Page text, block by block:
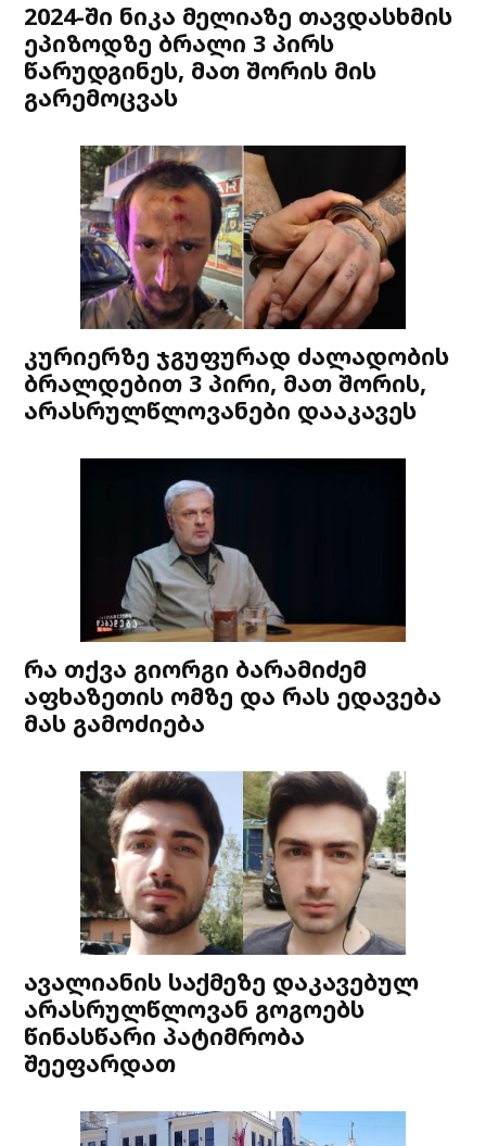
2024-ში ნიკა მელიაზე თავდასხმის
ეპიზოდზე ბრალი 3 პირს
წარუდგინეს, მათ შორის მის
გარემოცვას
კურიერზე ჯგუფურად ძალადობის
ბრალდებით 3 პირი, მათ შორის,
არასრულწლოვანები დააკავეს
რა თქვა გიორგი ბარამიძემ
აფხაზეთის ომზე და რას ედავება
მას გამოძიება
ავალიანის საქმეზე დაკავებულ
არასრულწლოვან გოგოებს
წინასწარი პატიმრობა
შეეფარდათ